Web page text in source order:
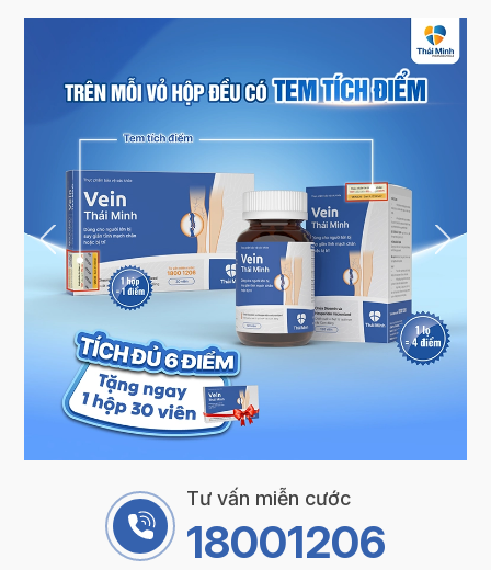
Tư vấn miễn cước
18001206